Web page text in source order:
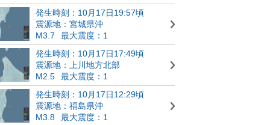
発生時刻：10月17日19:57頃
震源地：宮城県沖
M3.7
最大震度：1
発生時刻：10月17日17:49頃
震源地：上川地方北部
M2.5
最大震度：1
発生時刻：10月17日12:29頃
震源地：福島県沖
M3.8
最大震度：1